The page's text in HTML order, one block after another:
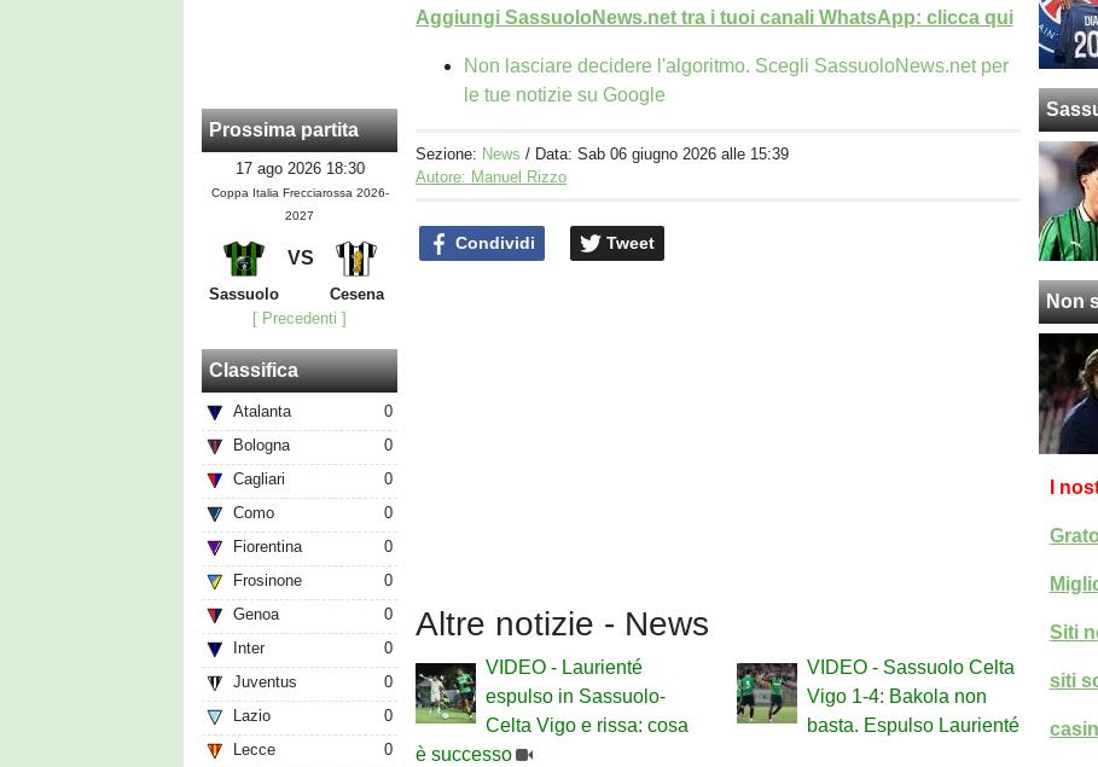
Prossima partita
17 ago 2026 18:30
Coppa Italia Frecciarossa 2026-
2027
VS
Sassuolo
Cesena
[ Precedenti ]
Classifica
Atalanta
0
Bologna
0
Cagliari
0
Como
0
Fiorentina
0
Frosinone
0
Genoa
0
Inter
0
Juventus
0
Lazio
0
Lecce
0
Aggiungi SassuoloNews.net tra i tuoi canali WhatsApp: clicca qui
Non lasciare decidere l'algoritmo. Scegli SassuoloNews.net per
le tue notizie su Google
Sezione: News / Data:Sab 06 giugno 2026 alle 15:39
Autore: Manuel Rizzo
Condividi Tweet
Altre notizie - News
VIDEO - Laurienté
espulso in Sassuolo-
Celta Vigo e rissa: cosa
è successo
VIDEO - Sassuolo Celta
Vigo 1-4: Bakola non
basta. Espulso Laurienté
Non
I
Siti
siti